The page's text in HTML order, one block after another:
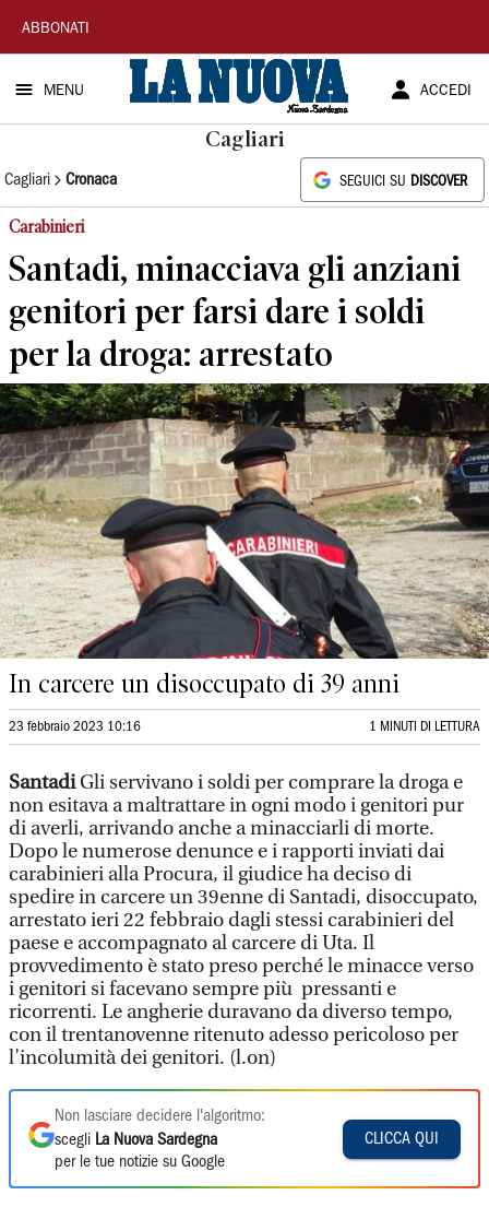
La
Nuova
Sardegna
ABBONATI
MENU ACCEDI
Cagliari
Cagliari Cronaca SEGUICI SU DISCOVER
Carabinieri
Santadi, minacciava gli anziani
genitori per farsi dare i soldi
per la droga: arrestato
In carcere un disoccupato di 39 anni
23 febbraio 2023 10:16 1 MINUTI DI LETTURA
SantadiGli servivano i soldi per comprare la droga e
non esitava a maltrattare in ogni modo i genitori pur
di averli, arrivando anche a minacciarli di morte.
Dopo le numerose denunce e i rapporti inviati dai
carabinieri alla Procura, il giudice ha deciso di
spedire in carcere un 39enne di Santadi, disoccupato,
arrestato ieri 22 febbraio dagli stessi carabinieri del
paese e accompagnato al carcere di Uta. Il
provvedimento è stato preso perché le minacce verso
i genitori si facevano sempre più pressanti e
ricorrenti. Le angherie duravano da diverso tempo,
con il trentanovenne ritenuto adesso pericoloso per
l’incolumità dei genitori. (l.on)
Non lasciare decidere l'algoritmo:
scegli La Nuova Sardegna
per le tue notizie su Google
CLICCA QUI